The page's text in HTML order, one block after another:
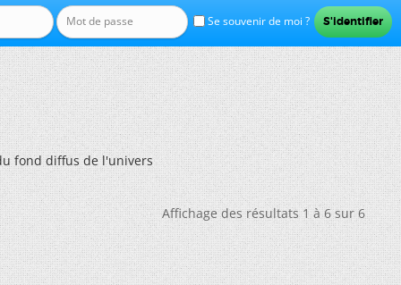
Se souvenir de moi ?
fond diffus de l'univers
Affichage des résultats 1 à 6 sur 6